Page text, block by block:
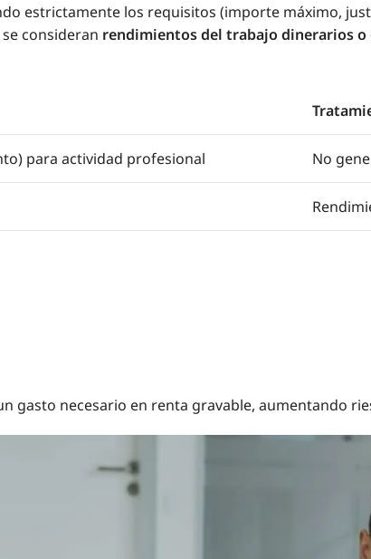
estrictamente los requisitos (importe máximo,
consideran rendimientos del trabajo dinerarios o
para actividad profesional No
gasto necesario en renta gravable, aumentando